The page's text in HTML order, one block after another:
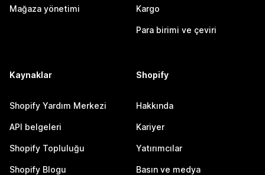
Mağaza yönetimi Kargo
Para birimi ve çeviri
Kaynaklar
Shopify Yardım Merkezi
API belgeleri
Shopify Topluluğu
Shopify Blogu
Shopify
Hakkında
Kariyer
Yatırımcılar
Basın ve medya